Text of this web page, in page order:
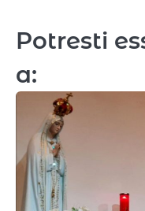
Potresti
a: